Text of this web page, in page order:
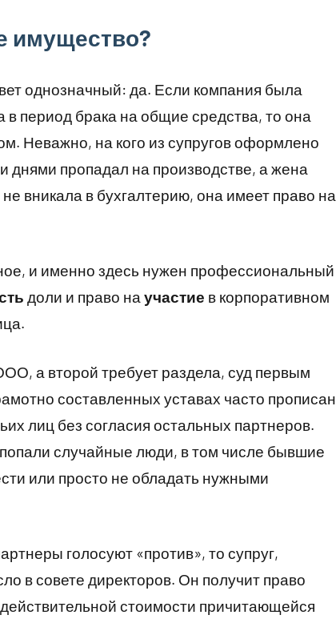
имущество?
однозначный: да. Если компания была
период брака на общие средства, то она
Неважно, на кого из супругов оформлено
пропадал на производстве, а жена
вникала в бухгалтерию, она имеет право на
и именно здесь нужен профессиональный
доли и право на участие в корпоративном
а второй требует раздела, суд первым
составленных уставах часто прописан
лиц без согласия остальных партнеров.
случайные люди, в том числе бывшие
или просто не обладать нужными
голосуют «против», то супруг,
в совете директоров. Он получит право
стоимости причитающейся